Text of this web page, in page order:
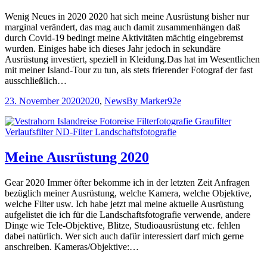
Wenig Neues in 2020 2020 hat sich meine Ausrüstung bisher nur
marginal verändert, das mag auch damit zusammenhängen daß
durch Covid-19 bedingt meine Aktivitäten mächtig eingebremst
wurden. Einiges habe ich dieses Jahr jedoch in sekundäre
Ausrüstung investiert, speziell in Kleidung.Das hat im Wesentlichen
mit meiner Island-Tour zu tun, als stets frierender Fotograf der fast
ausschließlich…
23. November 20202020, NewsBy Marker92e
Meine Ausrüstung 2020
Gear 2020 Immer öfter bekomme ich in der letzten Zeit Anfragen
bezüglich meiner Ausrüstung, welche Kamera, welche Objektive,
welche Filter usw. Ich habe jetzt mal meine aktuelle Ausrüstung
aufgelistet die ich für die Landschaftsfotografie verwende, andere
Dinge wie Tele-Objektive, Blitze, Studioausrüstung etc. fehlen
dabei natürlich. Wer sich auch dafür interessiert darf mich gerne
anschreiben. Kameras/Objektive:…